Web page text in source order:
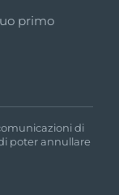
primo
di
poter annullare